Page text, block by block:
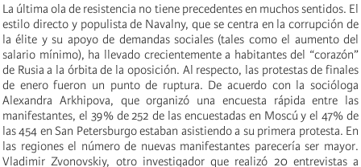
La última ola de resistencia no tiene precedentes en muchos sentidos. El
estilo directo y populista de Navalny, que se centra en la corrupción de
la élite y su apoyo de demandas sociales (tales como el aumento del
salario mínimo), ha llevado crecientemente a habitantes del “corazón”
de Rusia a la órbita de la oposición. Al respecto, las protestas de finales
de enero fueron un punto de ruptura. De acuerdo con la socióloga
Alexandra Arkhipova, que organizó una encuesta rápida entre las
manifestantes, el 39% de 252 de las encuestadas en Moscú y el 47% de
las 454 en San Petersburgo estaban asistiendo a su primera protesta. En
las regiones el número de nuevas manifestantes parecería ser mayor.
Vladimir Zvonovskiy, otro investigador que realizó 20 entrevistas a